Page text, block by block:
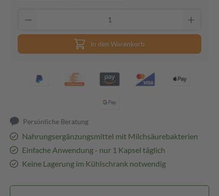
In den Warenkorb
Persönliche Beratung
Nahrungsergänzungsmittel mit Milchsäurebakterien
Einfache Anwendung - nur 1 Kapsel täglich
Keine Lagerung im Kühlschrank notwendig